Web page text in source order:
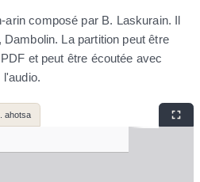
arin composé par B. Laskurain. Il
La partition peut être
et peut être écoutée avec
l'audio.
ahotsa